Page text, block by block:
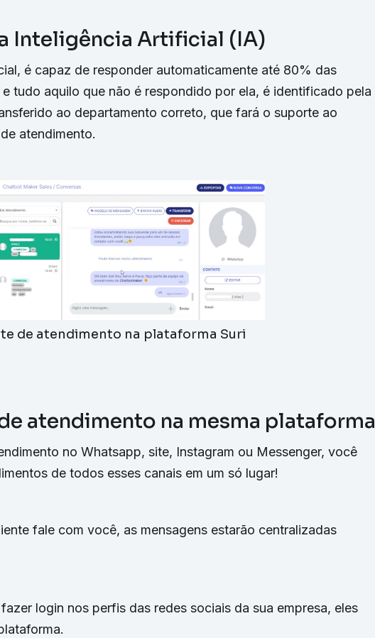
Inteligência Artificial (IA)
é capaz de responder automaticamente até 80% das
tudo aquilo que não é respondido por ela, é identificado pela
ao departamento correto, que fará o suporte ao
atendimento.
de atendimento na plataforma Suri
atendimento na mesma plataforma
no Whatsapp, site, Instagram ou Messenger, você
de todos esses canais em um só lugar!
fale com você, as mensagens estarão centralizadas
login nos perfis das redes sociais da sua empresa, eles